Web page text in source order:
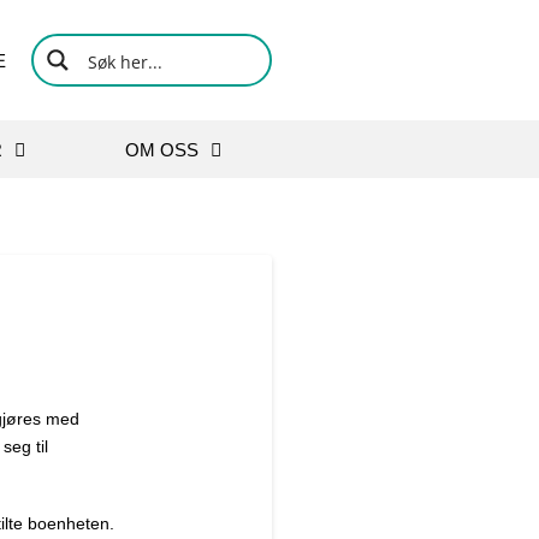
OM OSS
med
til
boenheten.